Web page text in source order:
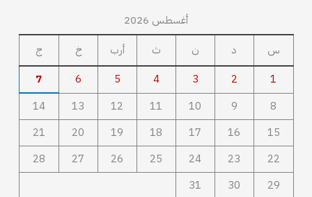
أغسطس 2026
س
د ن ث أرب خ
ج
1
2
3
4
5
6
7
8
9
10
11
12
13
14
15
16
17
18
19
20
21
22
23
24
25
26
27
28
29
30
31